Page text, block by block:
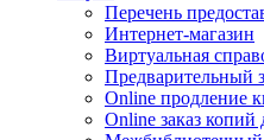
Перечень
Интернет-магазин
Виртуальная
Предварительный
Online продление
Online заказ копий